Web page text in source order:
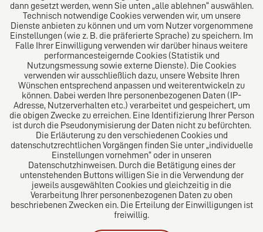
Jahresabschüssen. Fachlich halten sich alle
Mitarbeiter stets auf dem neusten Stand. Besondere
Expertisen bestehen durch eine Vielzahl versierter
Berufsträger sowie Rechtsanwälten mit
Fachanwaltschaften.
Das europäische Kanzlei-Netzwerk
dann gesetzt werden, wenn Sie unten „alle ablehnen“ auswählen.
Technisch notwendige Cookies verwenden wir, um unsere
Dienste anbieten zu können und um vom Nutzer vorgenommene
Einstellungen (wie z. B. die präferierte Sprache) zu speichern. Im
Falle Ihrer Einwilligung verwenden wir darüber hinaus weitere
performancesteigernde Cookies (Statistik und
Nutzungsmessung sowie externe Dienste). Die Cookies
verwenden wir ausschließlich dazu, unsere Website Ihren
Wünschen entsprechend anpassen und weiterentwickeln zu
können. Dabei werden Ihre personenbezogenen Daten (IP-
Adresse, Nutzerverhalten etc.) verarbeitet und gespeichert, um
die obigen Zwecke zu erreichen. Eine Identifizierung Ihrer Person
ist durch die Pseudonymisierung der Daten nicht zu befürchten.
Die Erläuterung zu den verschiedenen Cookies und
datenschutzrechtlichen Vorgängen finden Sie unter „individuelle
Einstellungen vornehmen“ oder in unseren
Datenschutzhinweisen. Durch die Betätigung eines der
untenstehenden Buttons willigen Sie in die Verwendung der
jeweils ausgewählten Cookies und gleichzeitig in die
Verarbeitung Ihrer personenbezogenen Daten zu oben
beschriebenen Zwecken ein. Die Erteilung der Einwilligungen ist
freiwillig.